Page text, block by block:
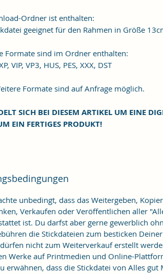
Ordner ist enthalten:
geeignet für den Rahmen in Größe
Formate sind im Ordner enthalten:
VIP, VP3, HUS, PES, XXX, DST
Formate sind auf Anfrage möglich.
SICH BEI DIESEM ARTIKEL UM EINE
EIN FERTIGES PRODUKT!
unbedingt, dass das Weitergeben,
Verkaufen oder Veröffentlichen aller
ist. Du darfst aber gerne gewerblich
die Stickdateien zum besticken
nicht zum Weiterverkauf erstellt
Werke auf Printmedien und Online-
erwähnen, dass die Stickdatei von Alles gut